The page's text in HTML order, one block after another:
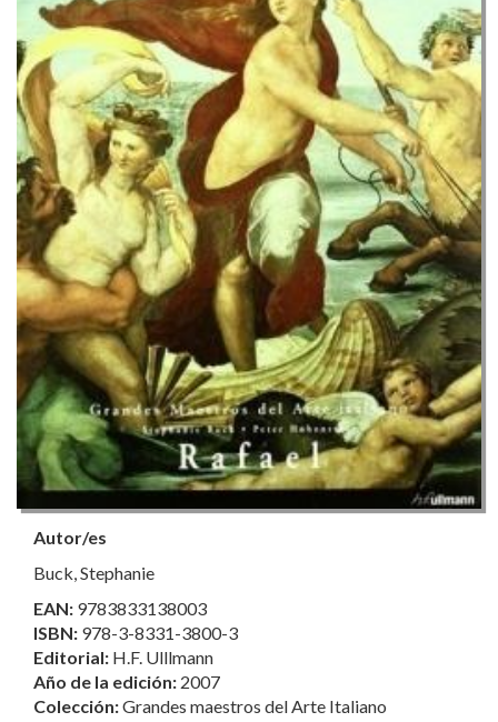
Autor/es
Buck, Stephanie
EAN: 9783833138003
ISBN: 978-3-8331-3800-3
Editorial: H.F. Ulllmann
Año de la edición: 2007
Colección:Grandes maestros del Arte Italiano